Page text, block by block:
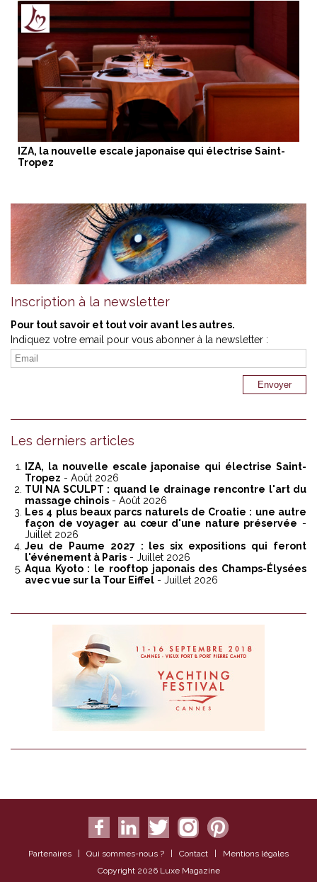
IZA, la nouvelle escale japonaise qui électrise Saint-
Tropez
Inscription à la newsletter
Pour tout savoir et tout voir avant les autres.
Indiquez votre email pour vous abonner à la newsletter :
Les derniers articles
IZA, la nouvelle escale japonaise qui électrise Saint-
Tropez - Août 2026
TUI NA SCULPT : quand le drainage rencontre l'art du
massage chinois - Août 2026
Les 4 plus beaux parcs naturels de Croatie : une autre
façon de voyager au cœur d'une nature préservée -
Juillet 2026
Jeu de Paume 2027 : les six expositions qui feront
l'événement à Paris - Juillet 2026
Aqua Kyoto : le rooftop japonais des Champs-Élysées
avec vue sur la Tour Eiffel - Juillet 2026
Partenaires | Qui sommes-nous ? | Contact | Mentions légales
Copyright 2026 Luxe Magazine